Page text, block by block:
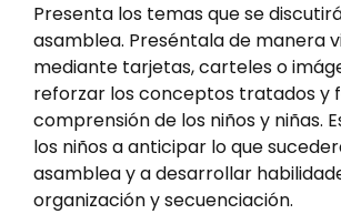
Presenta los temas que se
asamblea. Preséntala de manera
mediante tarjetas, carteles o
reforzar los conceptos tratados y
comprensión de los niños y niñas.
los niños a anticipar lo que
asamblea y a desarrollar
organización y secuenciación.